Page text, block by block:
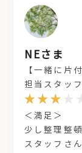
NEさま
【一緒に片
担当スタッ
＜満足＞
少し整理整
スタッフさ